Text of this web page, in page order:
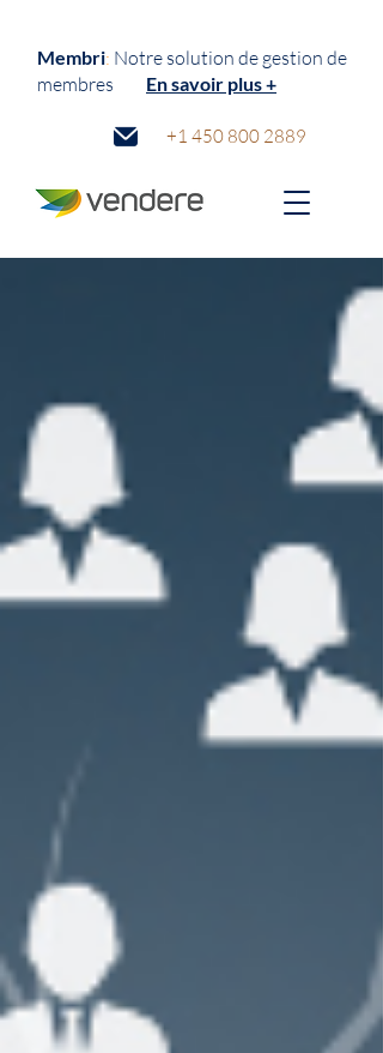
Membri: Notre solution de gestion de
membres En savoir plus +
+1 450 800 2889